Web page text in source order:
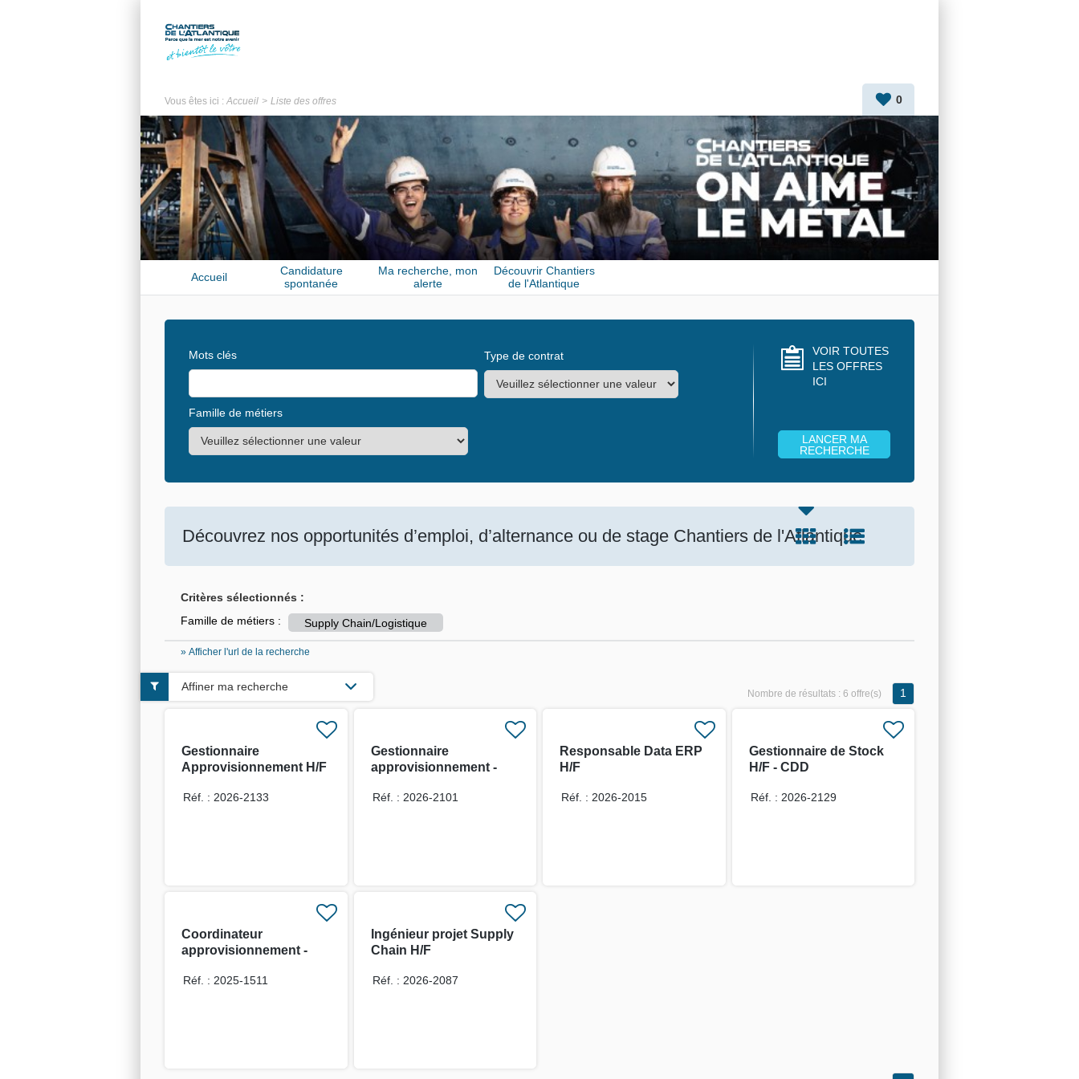
Vous êtes ici : Accueil Liste des offres 0
Accueil
Candidature
spontanée
Ma recherche, mon
alerte
Découvrir Chantiers
de l'Atlantique
Mots clés Type de contrat
Famille de métiers
VOIR TOUTES
LES OFFRES
ICI
Découvrez nos opportunités d’emploi, d’alternance ou de stage Chantiers de l'Atlantique
Critères sélectionnés :
Famille de métiers :
Supply Chain/Logistique
» Afficher l'url de la recherche
Nombre de résultats : 6 offre(s) 1
Gestionnaire
Approvisionnement H/F
Réf. : 2026-2133
Gestionnaire
approvisionnement -
Réf. : 2026-2101
Responsable Data ERP
H/F
Réf. : 2026-2015
Gestionnaire de Stock
H/F - CDD
Réf. : 2026-2129
Coordinateur
approvisionnement -
proximité H/F
Réf. : 2025-1511
Ingénieur projet Supply
Chain H/F
Réf. : 2026-2087
Affiner ma recherche